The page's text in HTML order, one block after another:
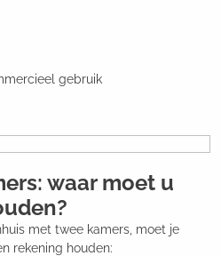
gebruik
waar moet u
met twee kamers, moet je
rekening houden: